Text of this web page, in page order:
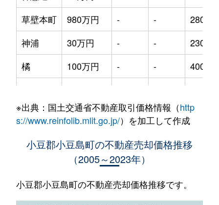
草壁本町
980万円 - -
280m²
神浦
30万円 - -
230m²
橘
100万円 - -
400m²
二面
70万円 - -
195m²
490万円 -
安田
1,000万円 - -
※出典：国土交通省不動産取引価格情報（http
s://www.reinfolib.mlit.go.jp/）を加工して作成
小豆郡小豆島町の不動産売却価格推移
（2005～2023年）
小豆郡小豆島町の不動産売却価格推移です。